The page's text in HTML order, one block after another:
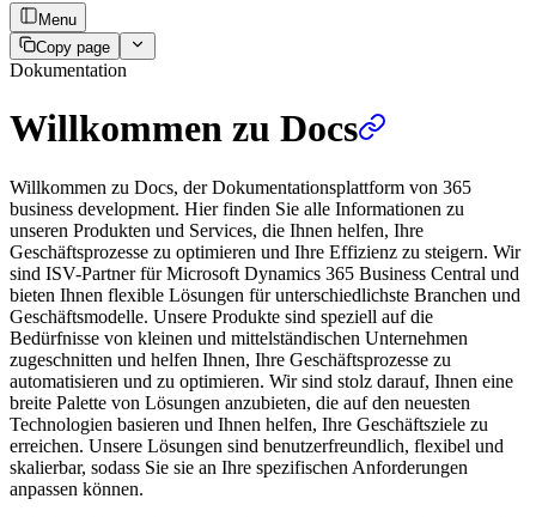
Menu
Copy page
Dokumentation
Willkommen zu Docs
Willkommen zu Docs, der Dokumentationsplattform von 365
business development. Hier finden Sie alle Informationen zu
unseren Produkten und Services, die Ihnen helfen, Ihre
Geschäftsprozesse zu optimieren und Ihre Effizienz zu steigern. Wir
sind ISV-Partner für Microsoft Dynamics 365 Business Central und
bieten Ihnen flexible Lösungen für unterschiedlichste Branchen und
Geschäftsmodelle. Unsere Produkte sind speziell auf die
Bedürfnisse von kleinen und mittelständischen Unternehmen
zugeschnitten und helfen Ihnen, Ihre Geschäftsprozesse zu
automatisieren und zu optimieren. Wir sind stolz darauf, Ihnen eine
breite Palette von Lösungen anzubieten, die auf den neuesten
Technologien basieren und Ihnen helfen, Ihre Geschäftsziele zu
erreichen. Unsere Lösungen sind benutzerfreundlich, flexibel und
skalierbar, sodass Sie sie an Ihre spezifischen Anforderungen
anpassen können.